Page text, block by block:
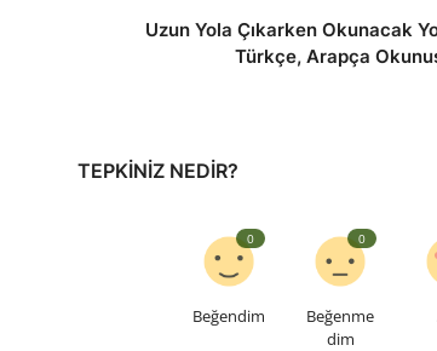
Uzun Yola Çıkarken Okunacak
Türkçe, Arapça
TEPKINIZ NEDIR?
Beğendim
0
Beğenme
dim
0